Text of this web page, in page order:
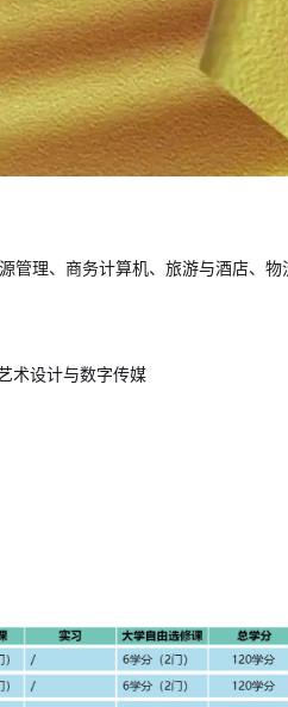
管理、商务计算机、旅游与酒店、物
术设计与数字传媒